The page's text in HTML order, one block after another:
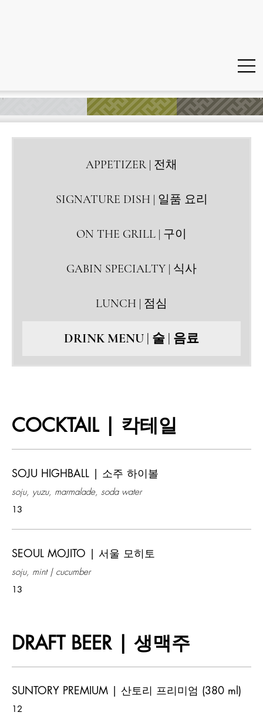
APPETIZER | 전채
SIGNATURE DISH | 일품 요리
ON THE GRILL | 구이
GABIN SPECIALTY | 식사
LUNCH | 점심
DRINK MENU | 술 | 음료
COCKTAIL | 칵테일
SOJU HIGHBALL | 소주 하이볼
soju, yuzu, marmalade, soda water
13
SEOUL MOJITO | 서울 모히토
soju, mint | cucumber
13
DRAFT BEER | 생맥주
SUNTORY PREMIUM | 산토리 프리미엄 (380 ml)
12